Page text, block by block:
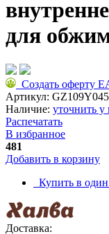
для
Создать оферту
Артикул: GZ109Y045
Наличие: уточнить у
Распечатать
В избранное
481
Добавить в корзину
Купить в
Доставка: